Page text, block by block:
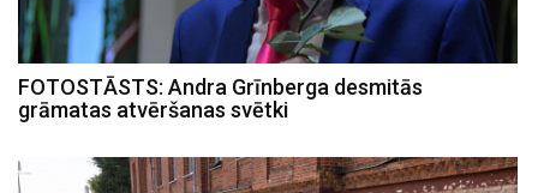
FOTOSTĀSTS: Andra Grīnberga desmitās
grāmatas atvēršanas svētki